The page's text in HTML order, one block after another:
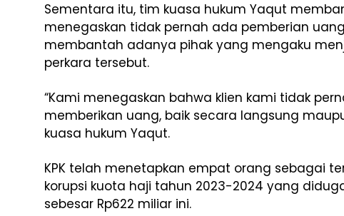
Sementara itu, tim kuasa hukum Yaqut
menegaskan tidak pernah ada pemberian
membantah adanya pihak yang mengaku
perkara tersebut.
“Kami menegaskan bahwa klien kami tidak
memberikan uang, baik secara langsung
kuasa hukum Yaqut.
KPK telah menetapkan empat orang sebagai
korupsi kuota haji tahun 2023-2024 yang
sebesar Rp622 miliar ini.